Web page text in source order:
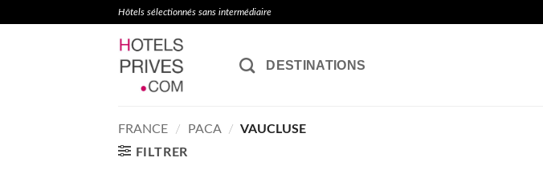
Hôtels sélectionnés sans intermédiaire
DESTINATIONS
FRANCE / PACA / VAUCLUSE
FILTRER